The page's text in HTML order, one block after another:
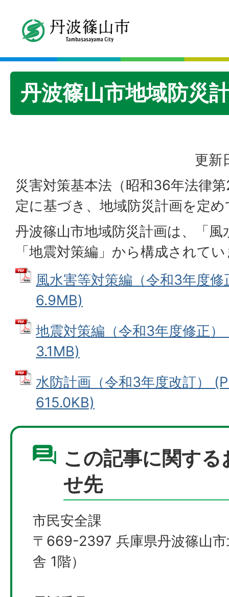
丹波篠山市地域防災
更新
災害対策基本法（昭和36年法律
定に基づき、地域防災計画を定
丹波篠山市地域防災計画は、「風
「地震対策編」から構成されて
風水害等対策編（令和3年度
6.9MB)
地震対策編（令和3年度修正
3.1MB)
水防計画（令和3年度改訂）
615.0KB)
この記事に関する
せ先
市民安全課
〒669-2397 兵庫県丹波篠山
舎 1階）